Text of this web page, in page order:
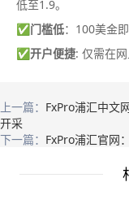
低至1.9。
✅门槛低：100美金即
✅开户便捷: 仅需在网
上一篇： FxPro浦汇中文
开采
下一篇： FxPro浦汇官网